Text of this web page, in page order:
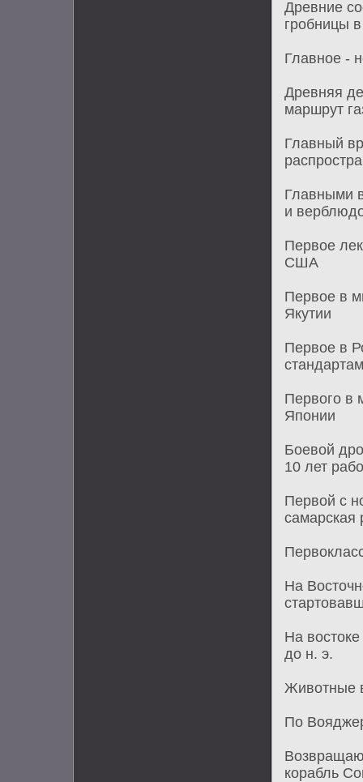
Древние
гробницы
Главное -
Древняя
маршрут
Главный
Главными
и
Первое
США
Первое в
Якутии
Первое в
Первого в
Японии
Боевой
10 лет
Первой с
самарская
На
На
до н. э.
Животные
По
корабль